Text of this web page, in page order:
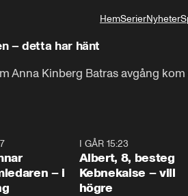
Vi har i dag meddelat
HemSerierNyheter
– detta har hänt
Anna Kinberg Batras avgång
– i
I GÅR 15:23
Albert, 8, besteg
Kebnekaise – vill
högre